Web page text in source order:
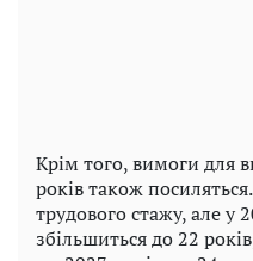
Крім того, вимоги для
років також
трудового стажу, але у
збільшиться до 22